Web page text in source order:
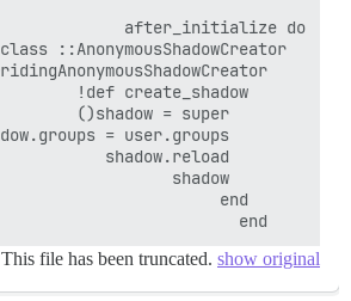
This file has been truncated. show original